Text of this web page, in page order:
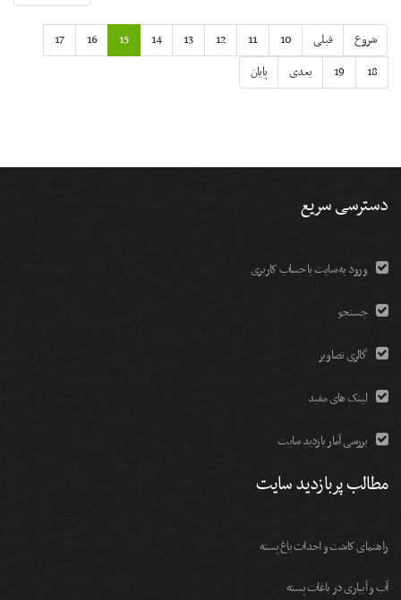
شروع قبلی 10
11
12
13
14
15
16
17
18
19 بعدی پایان
دسترسی سریع
ورود به سایت با حساب کاربری
جستجو
گالری تصاویر
لینک های مفید
بررسی آمار بازدید سایت
مطالب پربازدید سایت
راهنمای کاشت و احداث باغ پسته
آب و آبیاری در باغات پسته